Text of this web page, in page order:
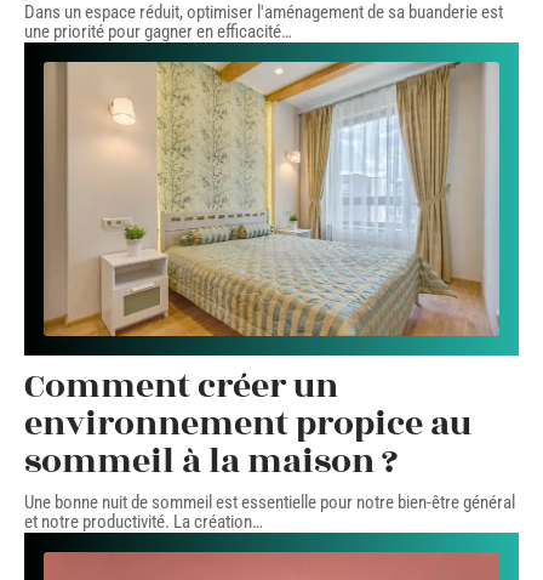
Dans un espace réduit, optimiser l'aménagement de sa buanderie est
une priorité pour gagner en efficacité…
Comment créer un
environnement propice au
sommeil à la maison ?
Une bonne nuit de sommeil est essentielle pour notre bien-être général
et notre productivité. La création…